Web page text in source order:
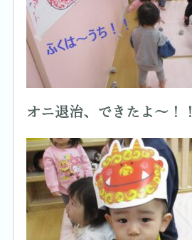
オニ退治、できたよ～！！